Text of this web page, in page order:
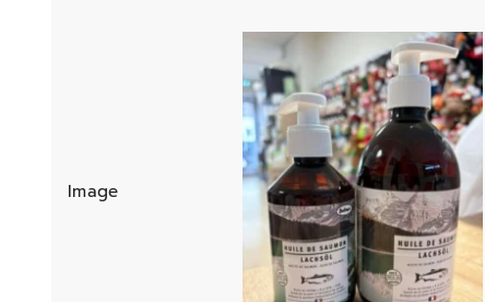
Image